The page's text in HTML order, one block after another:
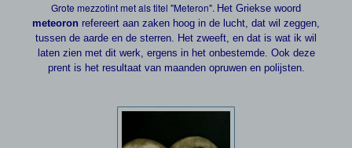
Grote mezzotint met als titel "Meteron". Het Griekse woord
meteoron refereert aan zaken hoog in de lucht, dat wil zeggen,
tussen de aarde en de sterren. Het zweeft, en dat is wat ik wil
laten zien met dit werk, ergens in het onbestemde. Ook deze
prent is het resultaat van maanden opruwen en polijsten.